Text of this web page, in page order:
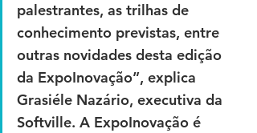
palestrantes, as trilhas de
conhecimento previstas, entre
outras novidades desta edição
da ExpoInovação”, explica
Grasiéle Nazário, executiva da
Softville. A ExpoInovação é